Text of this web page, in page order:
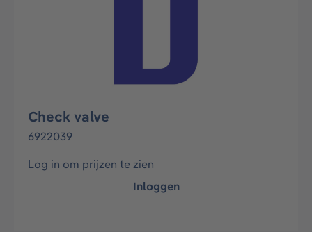
Check valve
6922039
Log in om prijzen te zien
Inloggen